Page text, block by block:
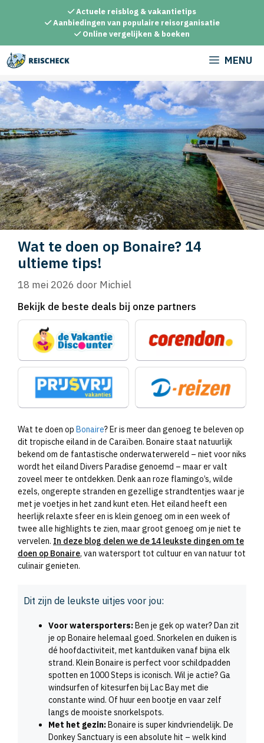
inhoud
Actuele reisblog & vakantietips
Aanbiedingen van populaire reisorganisatie
Online vergelijken & boeken
MENU
Wat te doen op Bonaire? 14
ultieme tips!
18 mei 2026 door Michiel
Bekijk de beste deals bij onze partners
Wat te doen op Bonaire? Er is meer dan genoeg te beleven op
dit tropische eiland in de Caraïben. Bonaire staat natuurlijk
bekend om de fantastische onderwaterwereld – niet voor niks
wordt het eiland Divers Paradise genoemd – maar er valt
zoveel meer te ontdekken. Denk aan roze flamingo’s, wilde
ezels, ongerepte stranden en gezellige strandtentjes waar je
met je voetjes in het zand kunt eten. Het eiland heeft een
heerlijk relaxte sfeer en is klein genoeg om in een week of
twee alle highlights te zien, maar groot genoeg om je niet te
vervelen. In deze blog delen we de 14 leukste dingen om te
doen op Bonaire, van watersport tot cultuur en van natuur tot
culinair genieten.
Dit zijn de leukste uitjes voor jou:
Voor watersporters:Ben je gek op water? Dan zit
je op Bonaire helemaal goed. Snorkelen en duiken is
dé hoofdactiviteit, met kantduiken vanaf bijna elk
strand. Klein Bonaire is perfect voor schildpadden
spotten en 1000 Steps is iconisch. Wil je actie? Ga
windsurfen of kitesurfen bij Lac Bay met die
constante wind. Of huur een bootje en vaar zelf
langs de mooiste snorkelspots.
Met het gezin:Bonaire is super kindvriendelijk. De
Donkey Sanctuary is een absolute hit – welk kind